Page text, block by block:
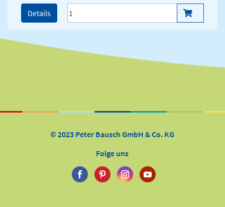
Details
© 2023 Peter Bausch GmbH & Co. KG
Folge uns